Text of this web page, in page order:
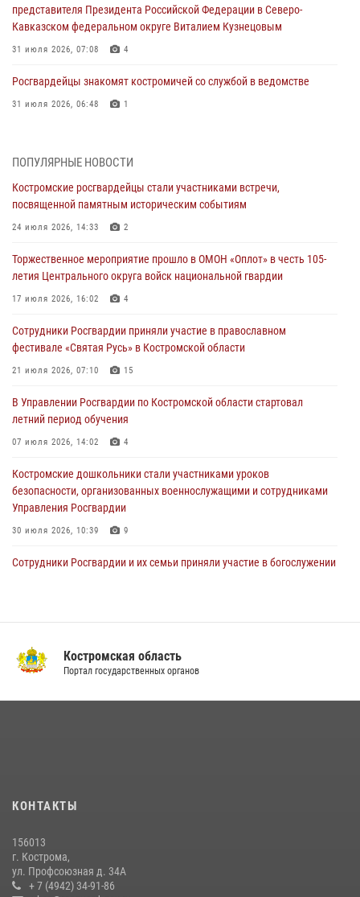
представителя Президента Российской Федерации в Северо-
Кавказском федеральном округе Виталием Кузнецовым
31 июля 2026, 07:08 4
Росгвардейцы знакомят костромичей со службой в ведомстве
31 июля 2026, 06:48 1
Управления Росгвардии
30 июля 2026, 10:39 9
Костромичи активно используют портал «Единых государственных
29 июля 2026, 06:26 1
Cотрудники Росгвардии и их семьи приняли участие в богослужении
28 июля 2026, 06:14 2
Более пятидесяти поступивших сигналов отработали костромские
27 июля 2026, 09:53
«Росгвардия. Вехи истории»: послевоенный опыт войск
27 июля 2026, 07:11
ПОПУЛЯРНЫЕ НОВОСТИ
Костромские росгвардейцы стали участниками встречи,
посвященной памятным историческим событиям
24 июля 2026, 14:33 2
Торжественное мероприятие прошло в ОМОН «Оплот» в честь 105-
летия Центрального округа войск национальной гвардии
17 июля 2026, 16:02 4
Сотрудники Росгвардии приняли участие в православном
фестивале «Святая Русь» в Костромской области
21 июля 2026, 07:10 15
В Управлении Росгвардии по Костромской области стартовал
летний период обучения
07 июля 2026, 14:02 4
Костромские дошкольники стали участниками уроков
безопасности, организованных военнослужащими и сотрудниками
Управления Росгвардии
30 июля 2026, 10:39 9
Cотрудники Росгвардии и их семьи приняли участие в богослужении
вневедомственную охрану
14 июля 2026, 07:40
Приглашаем молодежь Костромской области получить образование
в ВУЗах Росгвардии
09 июля 2026, 05:58
Костромская область
Портал государственных органов
КОНТАКТЫ
156013
г. Кострома,
ул. Профсоюзная д. 34А
+ 7 (4942) 34-91-86